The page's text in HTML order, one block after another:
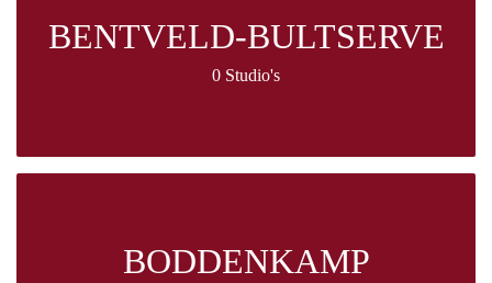
BENTVELD-BULTSERVE
0 Studio's
BODDENKAMP